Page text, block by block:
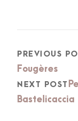
PREVIOUS
Fougères
NEXT POST
Bastelicaccia